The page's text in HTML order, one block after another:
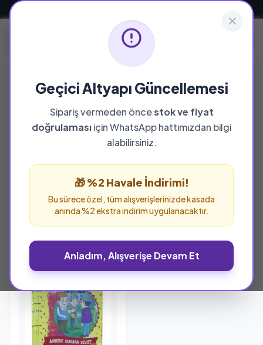
Geçici Altyapı Güncellemesi
Sipariş vermeden öncestok ve fiyat
doğrulamasıiçin WhatsApp hattımızdan bilgi
alabilirsiniz.
🎁 %2 Havale İndirimi!
Bu sürece özel, tüm alışverişlerinizde kasada
anında %2 ekstra indirim uygulanacaktır.
Anladım, Alışverişe Devam Et
YAYINEVI
Yenidevir
Yenidevir yayınevine ait tüm eserleri bu
sayfada inceleyebilir ve güvenle sipariş